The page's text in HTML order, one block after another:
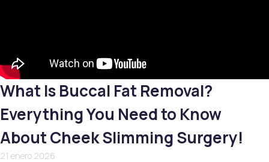
What Is Buccal Fat Removal?
Everything You Need to Know
About Cheek Slimming Surgery!
21 enero 2026